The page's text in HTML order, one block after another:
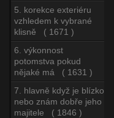
5. korekce exteriéru
vzhledem k vybrané
klisně ( 1671 )
6. výkonnost
potomstva pokud
nějaké má ( 1631 )
7. hlavně když je blízko
nebo znám dobře jeho
majitele ( 1846 )